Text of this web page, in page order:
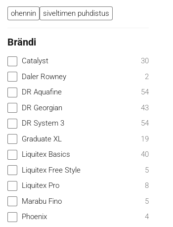
ohennin siveltimen puhdistus
Brändi
Catalyst
30
Daler Rowney
2
DR Aquafine
54
DR Georgian
43
DR System 3
54
Graduate XL
19
Liquitex Basics
40
Liquitex Free Style
5
Liquitex Pro
8
Marabu Fino
5
Phoenix
4